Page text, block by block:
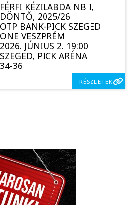
FÉRFI KÉZILABDA NB I,
DÖNTŐ, 2025/26
OTP BANK-PICK SZEGED
ONE VESZPRÉM
2026. JÚNIUS 2. 19:00
SZEGED, PICK ARÉNA
34-36
RÉSZLETEK